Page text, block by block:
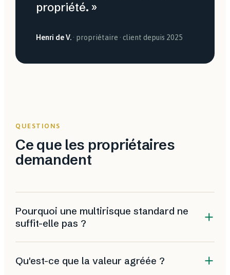
propriété. »
Henri de V. · propriétaire · client depuis 2025
QUESTIONS
Ce que les propriétaires
demandent
Pourquoi une multirisque standard ne
suffit-elle pas ?
Parce qu'elle plafonne l'indemnisation et applique
une vétusté, ce qui laisse un château ou une
Qu'est-ce que la valeur agréée ?